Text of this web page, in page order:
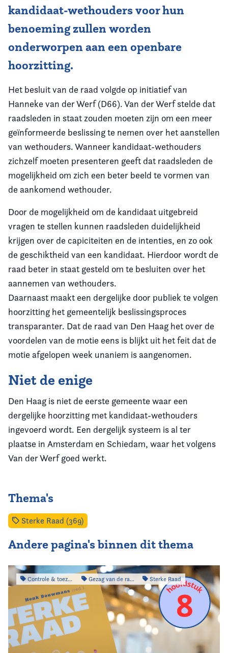
kandidaat-wethouders voor hun
benoeming zullen worden
onderworpen aan een openbare
hoorzitting.
Het besluit van de raad volgde op initiatief van
Hanneke van der Werf (D66). Van der Werf stelde dat
raadsleden in staat zouden moeten zijn om een meer
geïnformeerde beslissing te nemen over het aanstellen
van wethouders. Wanneer kandidaat-wethouders
zichzelf moeten presenteren geeft dat raadsleden de
mogelijkheid om zich een beter beeld te vormen van
de aankomend wethouder.
Door de mogelijkheid om de kandidaat uitgebreid
vragen te stellen kunnen raadsleden duidelijkheid
krijgen over de capiciteiten en de intenties, en zo ook
de geschiktheid van een kandidaat. Hierdoor wordt de
raad beter in staat gesteld om te besluiten over het
aannemen van wethouders.
Daarnaast maakt een dergelijke door publiek te volgen
hoorzitting het gemeentelijk beslissingsproces
transparanter. Dat de raad van Den Haag het over de
voordelen van de motie eens is blijkt uit het feit dat de
motie afgelopen week unaniem is aangenomen.
Niet de enige
Den Haag is niet de eerste gemeente waar een
dergelijke hoorzitting met kandidaat-wethouders
ingevoerd wordt. Een dergelijk systeem is al ter
plaatse in Amsterdam en Schiedam, waar het volgens
Van der Werf goed werkt.
Thema's
Sterke Raad (369)
Andere pagina's binnen dit thema
Controle & toezicht Gezag van de raad Sterke Raad